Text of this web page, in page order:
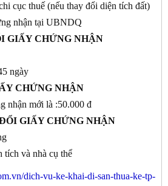
cục thuế (nếu thay đổi diện tích đất)
nhận tại UBNDQ
GIẤY CHỨNG NHẬN
ngày
CHỨNG NHẬN
nhận mới là :50.000 đ
GIẤY CHỨNG NHẬN
tích và nhà cụ thể
dich-vu-ke-khai-di-san-thua-ke-tp-